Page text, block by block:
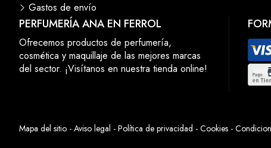
PERFUMERÍA ANA EN FERROL
Ofrecemos productos de perfumería,
cosmética y maquillaje de las mejores marcas
del sector. ¡Visítanos en nuestra tienda online!
Gastos de envío
Mapa del sitio - Aviso legal - Política de privacidad - Cookies -